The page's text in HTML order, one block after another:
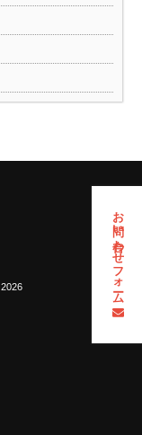
お問い合わせフォーム
2026